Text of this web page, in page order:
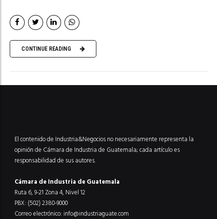
CONTINUE READING
El contenido de Industria&Negocios no necesariamente representa la
opinión de Cámara de Industria de Guatemala; cada artículo es
responsabilidad de sus autores.
Cámara de Industria de Guatemala
Ruta 6, 9-21 Zona 4, Nivel 12
PBX: (502) 2380-9000
Correo electrónico: info@industriaguate.com